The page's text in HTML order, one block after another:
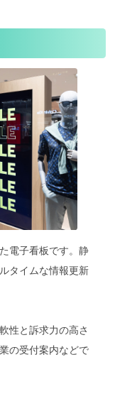
電子看板です。静
タイムな情報更新
性と訴求力の高さ
の受付案内などで